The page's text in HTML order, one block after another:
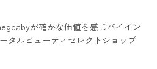
が確かな価値を感じバイイン
タルビューティセレクトショップ